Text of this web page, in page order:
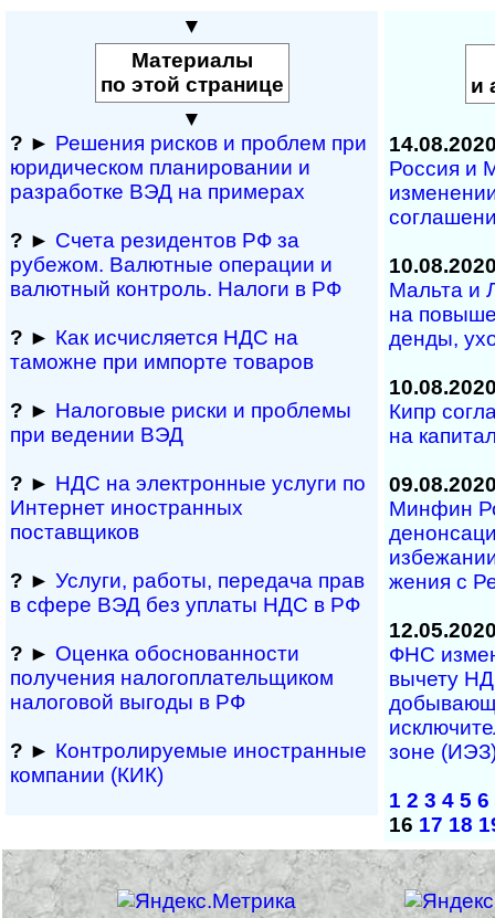
▼
Материалы
по этой странице
▼
? ► Решения рисков и про­блем при
юридичес­ком планирова­нии и
разра­ботке ВЭД на примерах
? ► Счета резидентов РФ за
рубежом. Валютные операции и
валютный контроль. Налоги в РФ
? ► Как исчисляется НДС на
таможне при импорте товаров
? ► Налоговые риски и проблемы
при ведении ВЭД
? ► НДС на электронные услуги по
Интернет иностранных
поставщиков
? ► Услуги, работы, пе­ре­да­ча прав
в сфере ВЭД без уплаты НДС в РФ
? ► Оценка обосно­ванности
получения налогоплательщиком
налоговой выгоды в РФ
? ► Контролируемые иностранные
компании (КИК)
и
Россия и
Мальта и
на
ден­ды,
Кипр
на
Минфин
же­ния с
ФНС
вычету
зоне
1 2 3 4 5 6
16 17 18